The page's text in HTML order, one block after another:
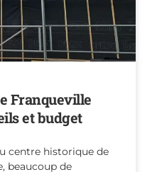
Franqueville
et budget
centre historique de
beaucoup de